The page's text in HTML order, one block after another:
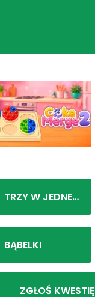
TRZY W JEDNEJ LINII
BĄBELKI
ZGŁOŚ KWESTIĘ